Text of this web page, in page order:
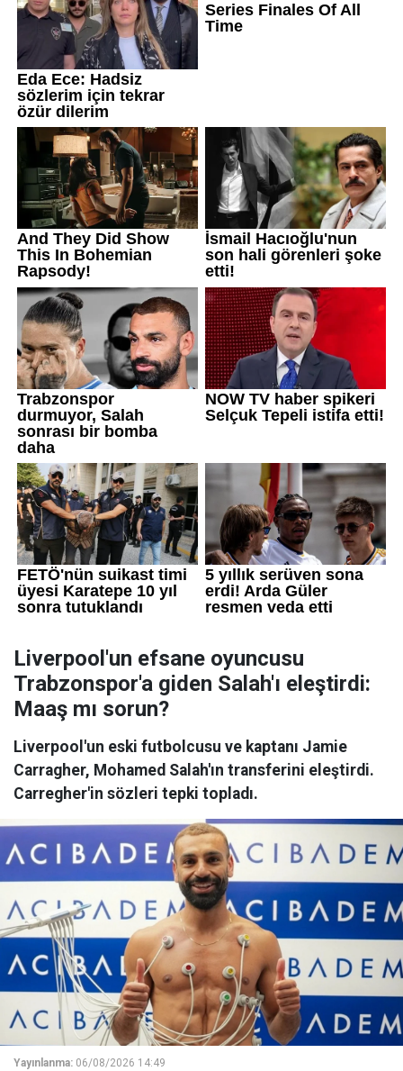
Liverpool'un efsane oyuncusu
Trabzonspor'a giden Salah'ı eleştirdi:
Maaş mı sorun?
Liverpool'un eski futbolcusu ve kaptanı Jamie
Carragher, Mohamed Salah'ın transferini eleştirdi.
Carregher'in sözleri tepki topladı.
Yayınlanma: 06/08/2026 14:49